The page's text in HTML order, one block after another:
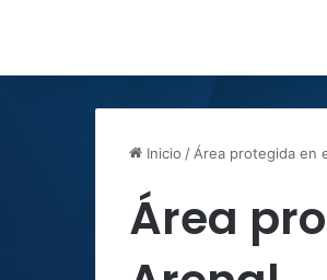
Inicio / Área protegida en
Área